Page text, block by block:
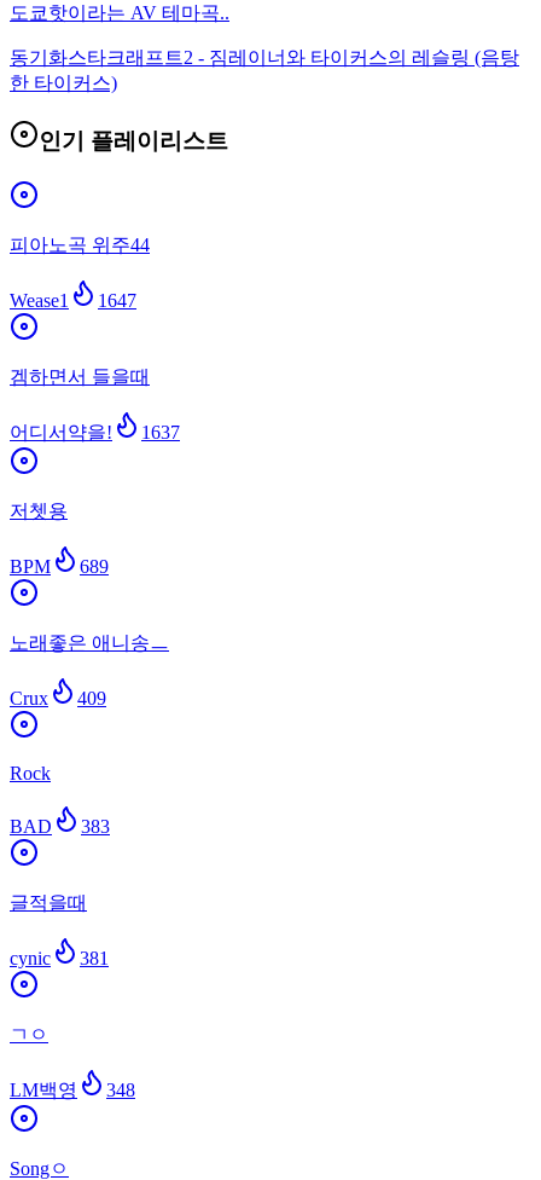
도쿄핫이라는 AV 테마곡..
동기화스타크래프트2 - 짐레이너와 타이커스의 레슬링 (음탕
한 타이커스)
인기 플레이리스트
피아노곡 위주44
Wease1 1647
겜하면서 들을때
어디서약을! 1637
저쳇용
BPM 689
노래좋은 애니송ㅡ
Crux 409
Rock
BAD 383
글적을때
cynic 381
ㄱㅇ
LM백영 348
Songㅇ